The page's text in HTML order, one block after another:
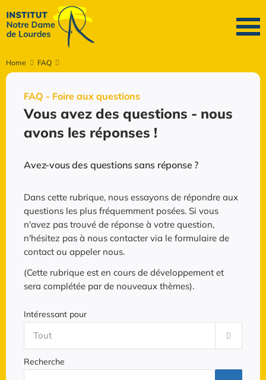
Home FAQ
FAQ - Foire aux questions
Vous avez des questions - nous
avons les réponses !
Avez-vous des questions sans réponse ?
Dans cette rubrique, nous essayons de répondre aux
questions les plus fréquemment posées. Si vous
n'avez pas trouvé de réponse à votre question,
n'hésitez pas à nous contacter via le formulaire de
contact ou appeler nous.
(Cette rubrique est en cours de développement et
sera complétée par de nouveaux thèmes).
Intéressant pour
Recherche